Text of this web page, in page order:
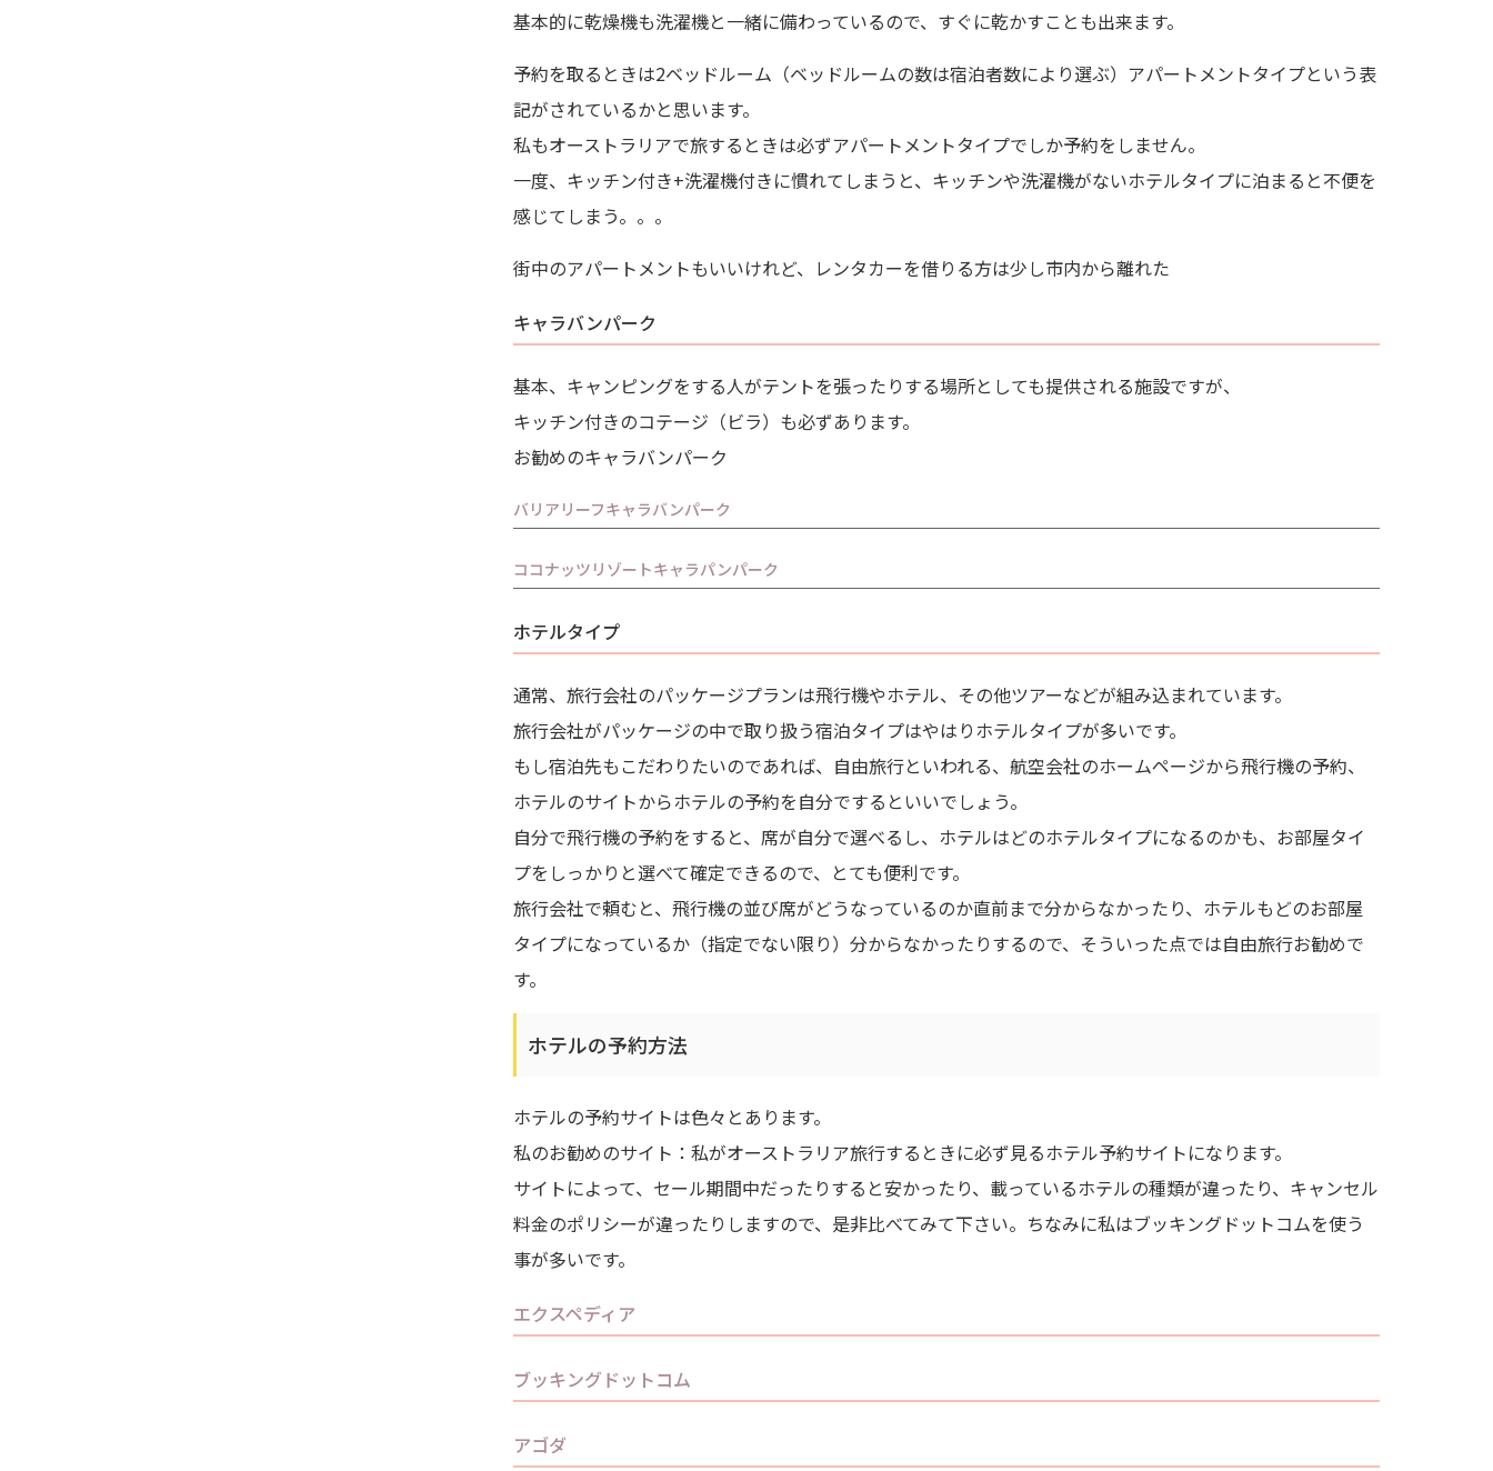
基本的に乾燥機も洗濯機と一緒に備わっているので、すぐに乾かすことも出来ます。
予約を取るときは2ベッドルーム（ベッドルームの数は宿泊者数により選ぶ）アパートメントタイプという表
記がされているかと思います。
私もオーストラリアで旅するときは必ずアパートメントタイプでしか予約をしません。
一度、キッチン付き+洗濯機付きに慣れてしまうと、キッチンや洗濯機がないホテルタイプに泊まると不便を
感じてしまう。。。
街中のアパートメントもいいけれど、レンタカーを借りる方は少し市内から離れた
キャラバンパーク
基本、キャンピングをする人がテントを張ったりする場所としても提供される施設ですが、
キッチン付きのコテージ（ビラ）も必ずあります。
お勧めのキャラバンパーク
バリアリーフキャラバンパーク
ココナッツリゾートキャラパンパーク
ホテルタイプ
通常、旅行会社のパッケージプランは飛行機やホテル、その他ツアーなどが組み込まれています。
旅行会社がパッケージの中で取り扱う宿泊タイプはやはりホテルタイプが多いです。
もし宿泊先もこだわりたいのであれば、自由旅行といわれる、航空会社のホームページから飛行機の予約、
ホテルのサイトからホテルの予約を自分でするといいでしょう。
自分で飛行機の予約をすると、席が自分で選べるし、ホテルはどのホテルタイプになるのかも、お部屋タイ
プをしっかりと選べて確定できるので、とても便利です。
旅行会社で頼むと、飛行機の並び席がどうなっているのか直前まで分からなかったり、ホテルもどのお部屋
タイプになっているか（指定でない限り）分からなかったりするので、そういった点では自由旅行お勧めで
す。
ホテルの予約方法
ホテルの予約サイトは色々とあります。
私のお勧めのサイト：私がオーストラリア旅行するときに必ず見るホテル予約サイトになります。
サイトによって、セール期間中だったりすると安かったり、載っているホテルの種類が違ったり、キャンセル
料金のポリシーが違ったりしますので、是非比べてみて下さい。ちなみに私はブッキングドットコムを使う
事が多いです。
エクスペディア
ブッキングドットコム
アゴダ